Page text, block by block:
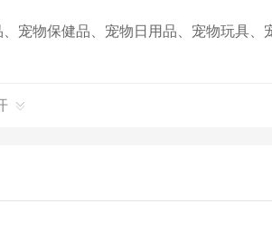
宠物保健品、宠物日用品、宠物玩具、